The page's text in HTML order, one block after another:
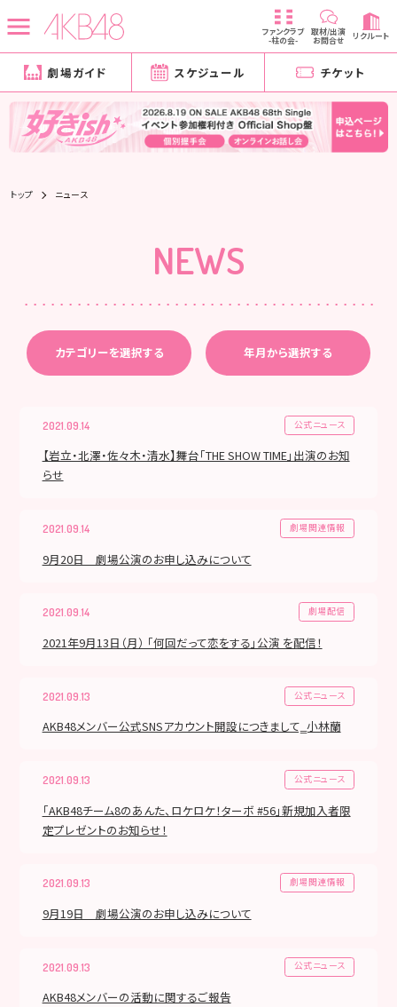
ファンクラブ
-柱の会-
取材/出演
お問合せ リクルート
劇場ガイド スケジュール チケット
トップ ニュース
NEWS
カテゴリーを選択する 年月から選択する
2021.09.14 公式ニュース
【岩立・北澤・佐々木・清水】舞台「THE SHOW TIME」出演のお知
らせ
2021.09.14 劇場関連情報
9月20日 劇場公演のお申し込みについて
2021.09.14 劇場配信
2021年9月13日（月） 「何回だって恋をする」公演 を配信！
2021.09.13 公式ニュース
AKB48メンバー公式SNSアカウント開設につきまして‗小林蘭
2021.09.13 公式ニュース
「AKB48チーム8のあんた、ロケロケ！ターボ #56」新規加入者限
定プレゼントのお知らせ！
2021.09.13 劇場関連情報
9月19日 劇場公演のお申し込みについて
2021.09.13 公式ニュース
AKB48メンバーの活動に関するご報告